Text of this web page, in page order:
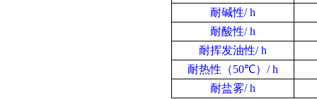
耐碱性/ h
耐酸性/ h
耐挥发油性/ h
耐热性（50℃） / h
耐盐雾/ h